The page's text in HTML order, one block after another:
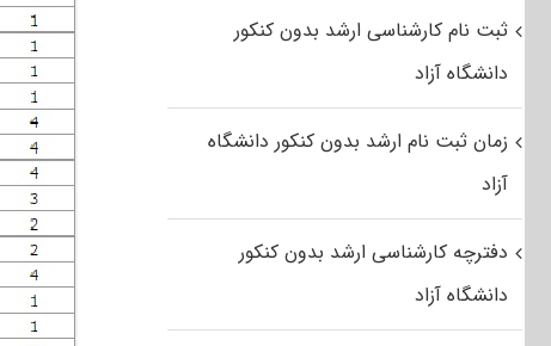
ثبت نام کارشناسی ارشد بدون کنکور
دانشگاه آزاد
زمان ثبت نام ارشد بدون کنکور دانشگاه
آزاد
دفترچه کارشناسی ارشد بدون کنکور
دانشگاه آزاد